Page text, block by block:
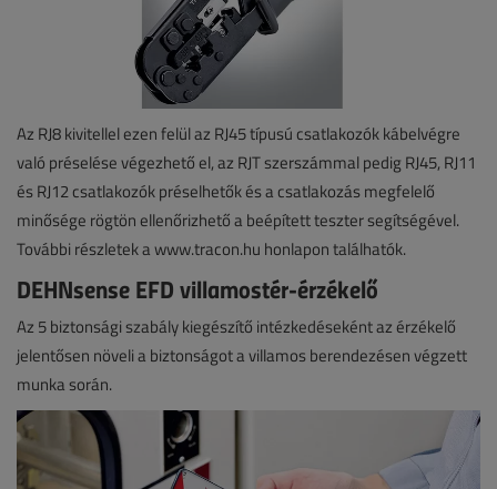
Az RJ8 kivitellel ezen felül az RJ45 típusú csatlakozók kábelvégre
való préselése végezhető el, az RJT szerszámmal pedig RJ45, RJ11
és RJ12 csatlakozók préselhetők és a csatlakozás megfelelő
minősége rögtön ellenőrizhető a beépített teszter segítségével.
További részletek a www.tracon.hu honlapon találhatók.
DEHNsense EFD villamostér-érzékelő
Az 5 biztonsági szabály kiegészítő intézkedéseként az érzékelő
jelentősen növeli a biztonságot a villamos berendezésen végzett
munka során.